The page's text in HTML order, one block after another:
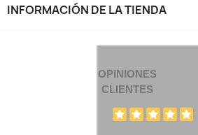
INFORMACIÓN DE LA TIENDA
OPINIONES
CLIENTES